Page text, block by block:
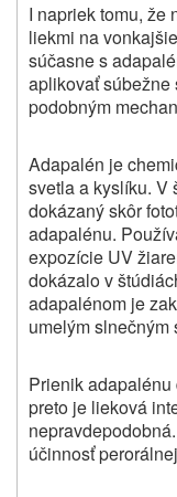
I napriek tomu, že
liekmi na
súčasne s
aplikovať
podobným
Adapalén je
svetla a kyslíku. V
dokázaný skôr
adapalénu.
expozície UV
dokázalo v
adapalénom je
umelým slnečným
Prienik adapalénu
preto je lieková
nepravdepodobná.
účinnosť